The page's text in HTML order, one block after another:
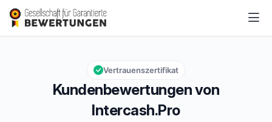
Intercash.Pro
Gesamtbewertung: 9,5 von 10
9,5/10
Kundenbewertungen von
Intercash.Pro
Vertrauenszertifikat